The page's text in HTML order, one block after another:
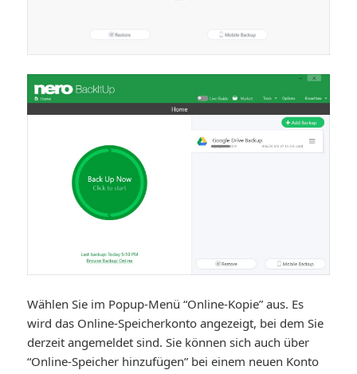
Wählen Sie im Popup-Menü “Online-Kopie” aus. Es
wird das Online-Speicherkonto angezeigt, bei dem Sie
derzeit angemeldet sind. Sie können sich auch über
“Online-Speicher hinzufügen” bei einem neuen Konto